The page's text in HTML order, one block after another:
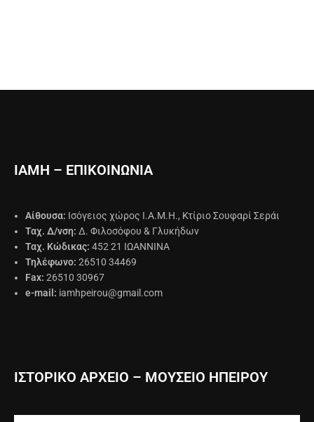
ΙΑΜΗ – ΕΠΙΚΟΙΝΩΝΙΑ
Αίθουσα: Ισόγειος χώρος Ι.Α.Μ.Η., Κτίριο Σουφαρί Σεράι
Ταχ. Δ/νση: Δ. Φιλοσόφου & Γλυκήδων
Ταχ. Κώδικας: 452 21 ΙΩΑΝΝΙΝΑ
Τηλέφωνο: 26510 34469
Fax: 26510 30967
e-mail: iamhpeirou@gmail.com
ΙΣΤΟΡΙΚΟ ΑΡΧΕΙΟ – ΜΟΥΣΕΙΟ ΗΠΕΙΡΟΥ